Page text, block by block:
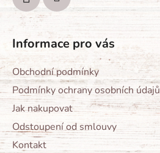
Informace pro vás
Obchodní podmínky
Podmínky ochrany osobních údajů
Jak nakupovat
Odstoupení od smlouvy
Kontakt